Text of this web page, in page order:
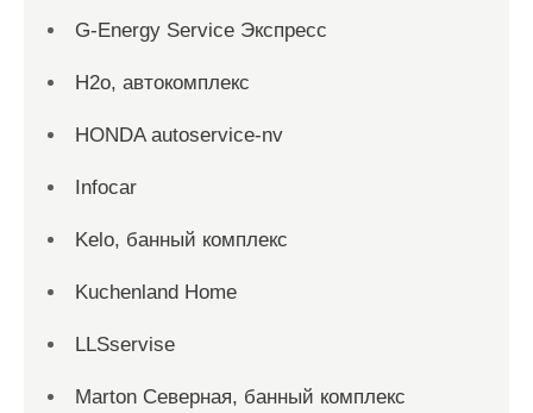
G-Energy Service Экспресс
H2о, автокомплекс
HONDA autoservice-nv
Infocar
Kelo, банный комплекс
Kuchenland Home
LLSservise
Marton Северная, банный комплекс